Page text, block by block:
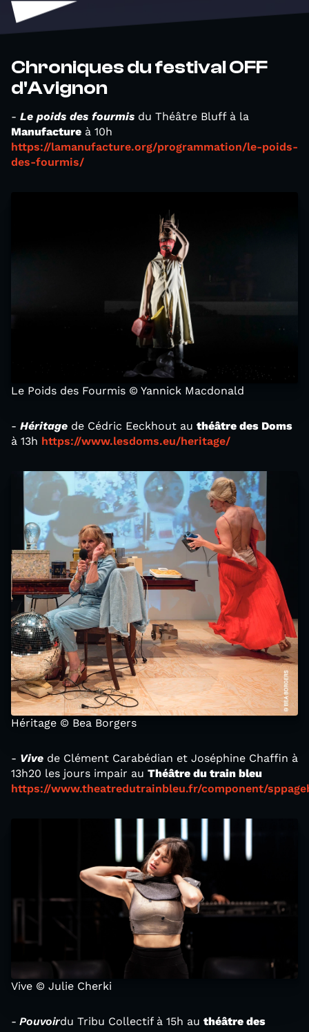
Chroniques du festival OFF
d'Avignon
- Le poids des fourmis du Théâtre Bluff à la
Manufacture à 10h
https://lamanufacture.org/programmation/le-poids-
des-fourmis/
Le Poids des Fourmis © Yannick Macdonald
- Héritage de Cédric Eeckhout au théâtre des Doms
à 13h https://www.lesdoms.eu/heritage/
Héritage © Bea Borgers
- Vive de Clément Carabédian et Joséphine Chaffin à
13h20 les jours impair au Théâtre du train bleu
https://www.theatredutrainbleu.fr/component/
Vive © Julie Cherki
- Pouvoirdu Tribu Collectif à 15h au théâtre des